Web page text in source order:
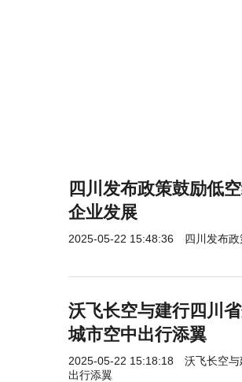
四川发布政策鼓励低
企业发展
2025-05-22 15:48:36 四川发布
沃飞长空与建行四川
城市空中出行添翼
2025-05-22 15:18:18
沃飞长空
出行添翼